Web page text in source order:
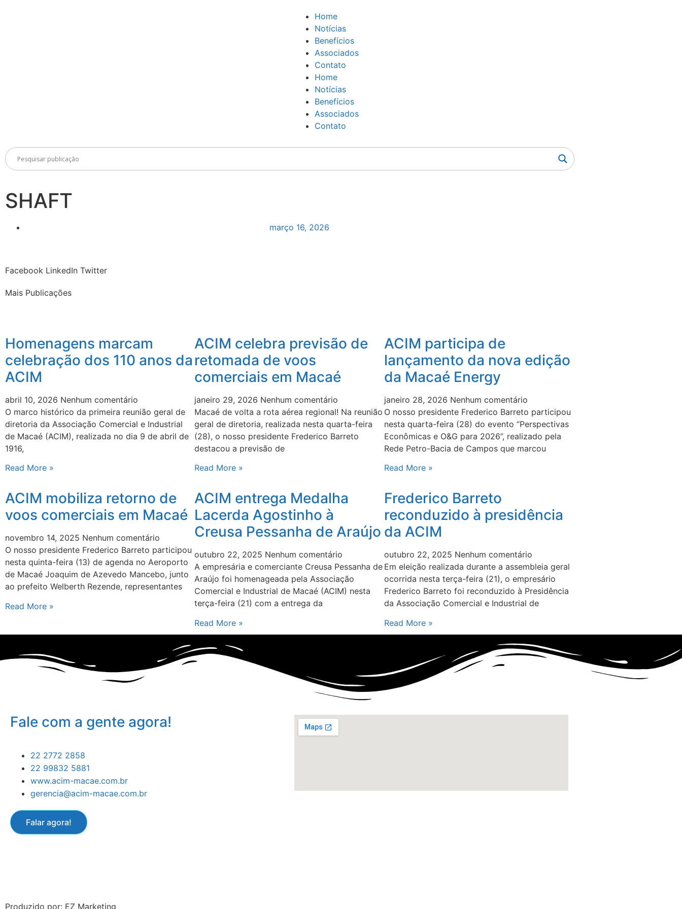
Home
Notícias
Benefícios
Associados
Contato
Home
Notícias
Benefícios
Associados
Contato
SHAFT
março 16, 2026
Facebook LinkedIn Twitter
Mais Publicações
Homenagens marcam
celebração dos 110 anos da
ACIM
abril 10, 2026 Nenhum comentário
O marco histórico da primeira reunião geral de
diretoria da Associação Comercial e Industrial
de Macaé (ACIM), realizada no dia 9 de abril de
1916,
Read More »
ACIM celebra previsão de
retomada de voos
comerciais em Macaé
janeiro 29, 2026 Nenhum comentário
Macaé de volta a rota aérea regional! Na reunião
geral de diretoria, realizada nesta quarta-feira
(28), o nosso presidente Frederico Barreto
destacou a previsão de
Read More »
ACIM participa de
lançamento da nova edição
da Macaé Energy
janeiro 28, 2026 Nenhum comentário
O nosso presidente Frederico Barreto participou
nesta quarta-feira (28) do evento “Perspectivas
Econômicas e O&G para 2026”, realizado pela
Rede Petro-Bacia de Campos que marcou
Read More »
ACIM mobiliza retorno de
voos comerciais em Macaé
novembro 14, 2025 Nenhum comentário
O nosso presidente Frederico Barreto participou
nesta quinta-feira (13) de agenda no Aeroporto
de Macaé Joaquim de Azevedo Mancebo, junto
ao prefeito Welberth Rezende, representantes
Read More »
ACIM entrega Medalha
Lacerda Agostinho à
Creusa Pessanha de Araújo
outubro 22, 2025 Nenhum comentário
A empresária e comerciante Creusa Pessanha de
Araújo foi homenageada pela Associação
Comercial e Industrial de Macaé (ACIM) nesta
terça-feira (21) com a entrega da
Read More »
Frederico Barreto
reconduzido à presidência
da ACIM
outubro 22, 2025 Nenhum comentário
Em eleição realizada durante a assembleia geral
ocorrida nesta terça-feira (21), o empresário
Frederico Barreto foi reconduzido à Presidência
da Associação Comercial e Industrial de
Read More »
Fale com a gente agora!
22 2772 2858
22 99832 5881
www.acim-macae.com.br
gerencia@acim-macae.com.br
Falar agora!
Produzido por: EZ Marketing